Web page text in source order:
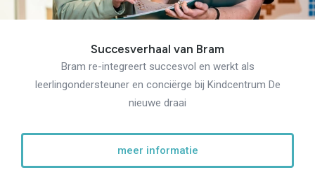
Succesverhaal van Bram
Bram re-integreert succesvol en werkt als
leerlingondersteuner en conciërge bij Kindcentrum De
nieuwe draai
meer informatie